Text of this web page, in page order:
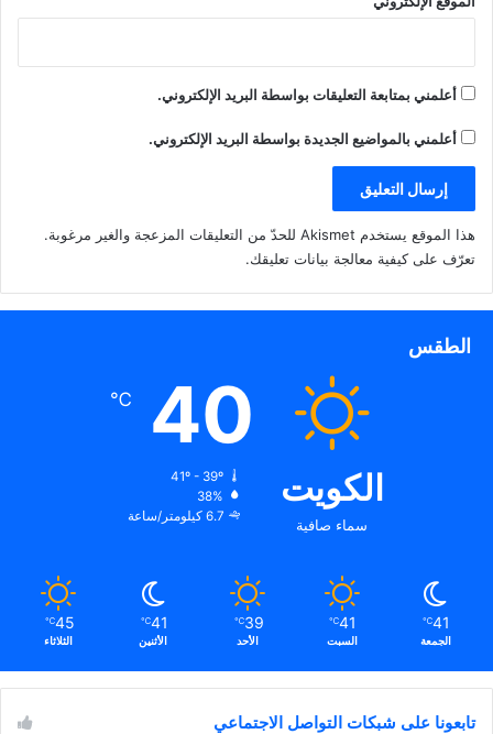
د
ي )
أعلمني بمتابعة التعليقات بواسطة البريد الإلكتروني.
أعلمني بالمواضيع الجديدة بواسطة البريد الإلكتروني.
هذا الموقع يستخدم Akismet للحدّ من التعليقات المزعجة والغير مرغوبة.
تعرّف على كيفية معالجة بيانات تعليقك.
الطقس
الكويت
سماء صافية
40
℃
41º - 39º
38%
6.7 كيلومتر/ساعة
41
℃
الجمعة
41
℃
السبت
39
℃
الأحد
41
℃
الأثنين
45
℃
الثلاثاء
تابعونا على شبكات التواصل الاجتماعي